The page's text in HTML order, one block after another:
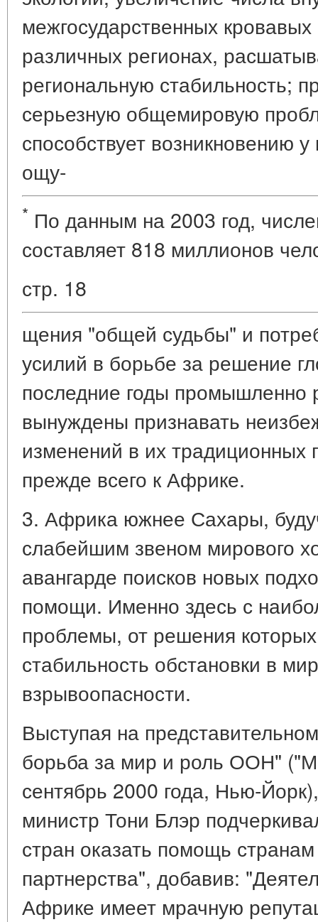
межгосударственных
различных регионах,
региональную стабильность;
серьезную общемировую
способствует возникновению
ощу-
* По данным на 2003 год,
составляет 818 миллионов
стр. 18
щения "общей судьбы" и
усилий в борьбе за решение
последние годы промышленно
вынуждены признавать
изменений в их традиционных
прежде всего к Африке.
3. Африка южнее Сахары,
слабейшим звеном мирового
авангарде поисков новых
помощи. Именно здесь с
проблемы, от решения
стабильность обстановки в
взрывоопасности.
Выступая на
борьба за мир и роль ООН"
сентябрь 2000 года, Нью-
министр Тони Блэр
стран оказать помощь
партнерства", добавив:
Африке имеет мрачную